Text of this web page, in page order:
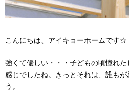
こんにちは、アイキョーホームです☆
強くて優しい・・・子どもの頃憧れ
感じでしたね。きっとそれは、誰も
う。